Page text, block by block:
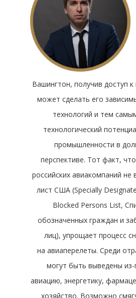
Вашингтон, получив доступ
может сделать его
технологий и тем
технологический
промышленности в
перспективе. Тот факт,
российских авиакомпаний не
лист США (Specially
Blocked Persons List,
обозначенных граждан и
лиц), упрощает процесс
на авиаперелеты. Среди
могут быть выведены из-
авиацию, энергетику,
хозяйство. Возможно